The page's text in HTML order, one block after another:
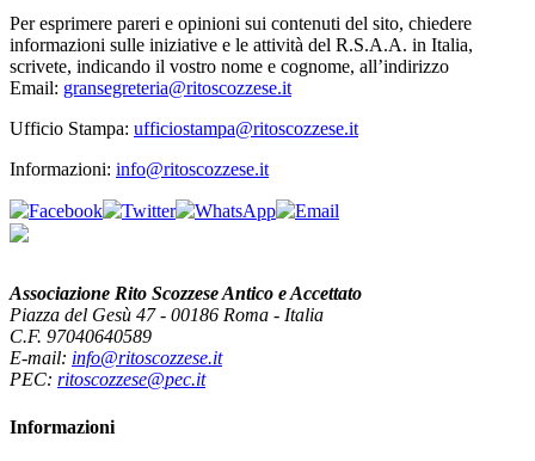
Per esprimere pareri e opinioni sui contenuti del sito, chiedere
informazioni sulle iniziative e le attività del R.S.A.A. in Italia,
scrivete, indicando il vostro nome e cognome, all’indirizzo
Email: gransegreteria@ritoscozzese.it
Ufficio Stampa: ufficiostampa@ritoscozzese.it
Informazioni: info@ritoscozzese.it
Associazione Rito Scozzese Antico e Accettato
Piazza del Gesù 47 - 00186 Roma - Italia
C.F. 97040640589
E-mail: info@ritoscozzese.it
PEC: ritoscozzese@pec.it
Informazioni